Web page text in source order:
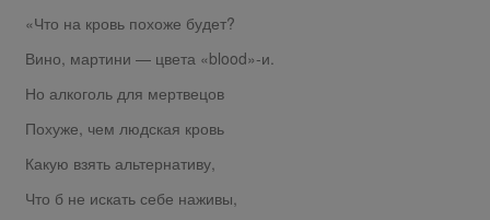
«Что на кровь похоже будет?
Вино, мартини — цвета «blood»-и.
Но алкоголь для мертвецов
Похуже, чем людская кровь
Какую взять альтернативу,
Что б не искать себе наживы,